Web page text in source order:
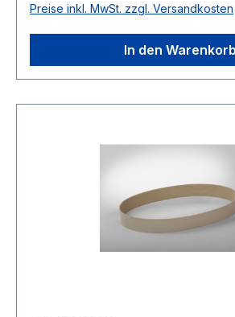
Zugstrang Polyester
Preise inkl. MwSt. zzgl. Versandkosten
In den Warenkorb